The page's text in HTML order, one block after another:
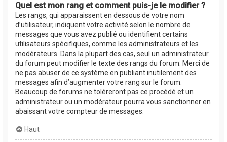
Quel est mon rang et comment puis-je le modifier ?
Les rangs, qui apparaissent en dessous de votre nom
d’utilisateur, indiquent votre activité selon le nombre de
messages que vous avez publié ou identifient certains
utilisateurs spécifiques, comme les administrateurs et les
modérateurs. Dans la plupart des cas, seul un administrateur
du forum peut modifier le texte des rangs du forum. Merci de
ne pas abuser de ce système en publiant inutilement des
messages afin d’augmenter votre rang sur le forum.
Beaucoup de forums ne toléreront pas ce procédé et un
administrateur ou un modérateur pourra vous sanctionner en
abaissant votre compteur de messages.
Haut